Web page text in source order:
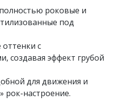
роковые и
под
с
создавая эффект грубой
для движения и
рок-настроение.